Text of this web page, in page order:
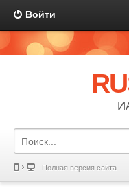
Войти
Полная версия сайта